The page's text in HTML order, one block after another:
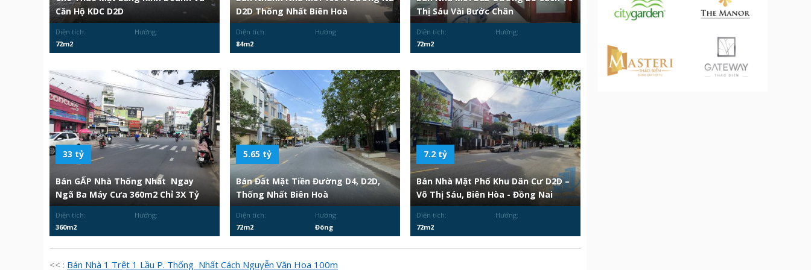
Căn Hộ KDC D2D
Diện tích:
72m2
Hướng:
D2D Thống Nhất Biên Hoà
Diện tích:
84m2
Hướng:
Thị Sáu Vài Bước Chân
Diện tích:
72m2
Hướng:
33 tỷ
Bán GẤP Nhà Thống Nhất Ngay
Ngã Ba Máy Cưa 360m2 Chỉ 3X Tỷ
Diện tích:
360m2
Hướng:
5.65 tỷ
Bán Đất Mặt Tiền Đường D4, D2D,
Thống Nhất Biên Hoà
Diện tích:
72m2
Hướng:
Đông
7.2 tỷ
Bán Nhà Mặt Phố Khu Dân Cư D2D –
Võ Thị Sáu, Biên Hòa - Đồng Nai
Diện tích:
72m2
Hướng:
<< : Bán Nhà 1 Trệt 1 Lầu P. Thống Nhất Cách Nguyễn Văn Hoa 100m